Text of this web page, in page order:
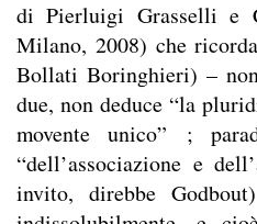
di Pierluigi Grasselli e
Milano, 2008) che
Bollati Boringhieri) –
due, non deduce “la
movente unico” ;
“dell’associazione e
invito, direbbe